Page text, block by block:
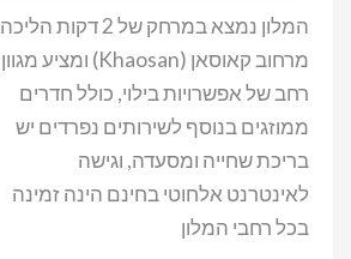
המלון נמצא במרחק של 2 דקות הליכה
מרחוב קאוסאן (Khaosan) ומציע מגוון
רחב של אפשרויות בילוי, כולל חדרים
ממוזגים בנוסף לשירותים נפרדים יש
בריכת שחייה ומסעדה, וגישה
לאינטרנט אלחוטי בחינם הינה זמינה
בכל רחבי המלון